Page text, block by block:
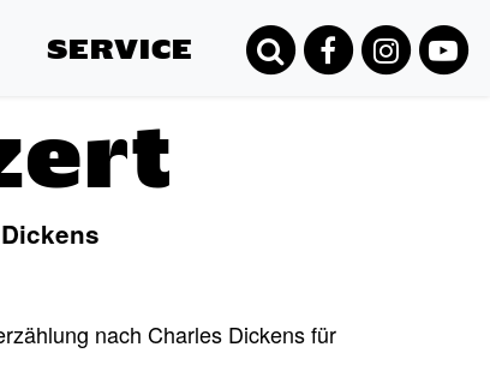
SERVICE
nach Charles Dickens für